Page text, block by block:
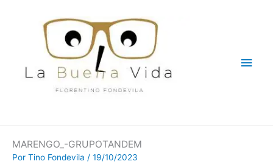
MARENGO_-GRUPOTANDEM
Por Tino Fondevila / 19/10/2023